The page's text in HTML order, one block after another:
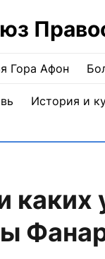
Гора Афон
История и